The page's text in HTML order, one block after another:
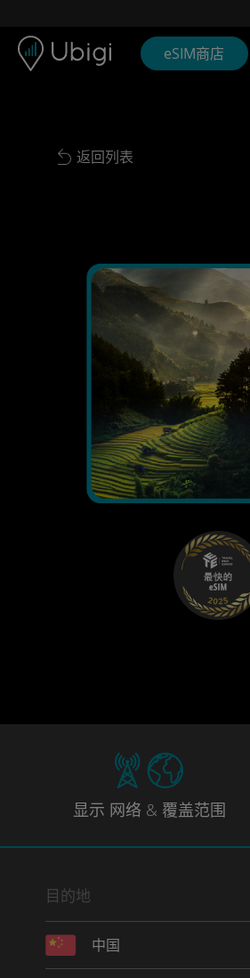
eSIM商店
Back to list
返回列表
显示 网络 & 覆盖范围
目的地
中国